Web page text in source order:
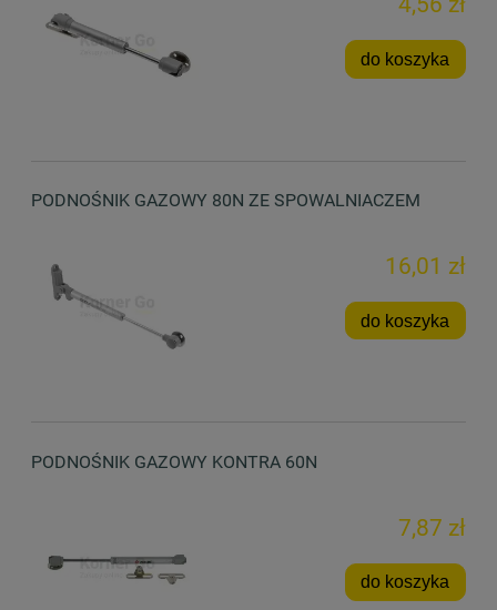
do koszyka
PODNOŚNIK GAZOWY 80N ZE SPOWALNIACZEM
16,01 zł
do koszyka
PODNOŚNIK GAZOWY KONTRA 60N
7,87 zł
do koszyka